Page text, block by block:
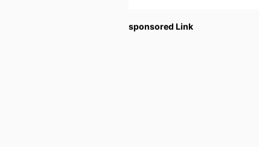
sponsored Link